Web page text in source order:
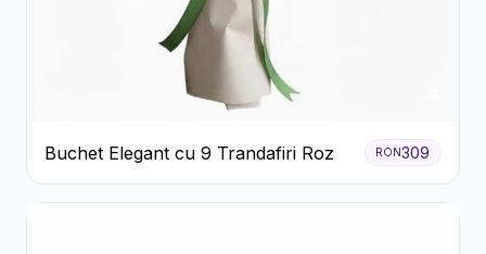
Buchet Elegant cu 9 Trandafiri Roz RON309